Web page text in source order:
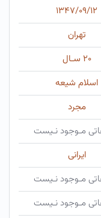
۱۳۴۷/۰۹/۱۲
تهران
۲۰ سـال
اسلام شیعه
مجرد
مـوجود نـیست
ایرانی
مـوجود نـیست
مـوجود نـیست